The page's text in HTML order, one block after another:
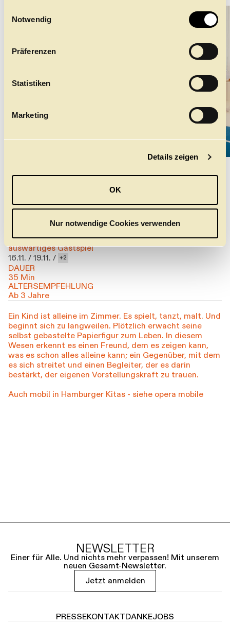
l
Notwendig
Präferenzen
Statistiken
Marketing
Details zeigen
OK
Nur notwendige Cookies verwenden
Staatsoper, Parkett-Foyer
11.11. / 11.11. / 6
auswärtiges Gastspiel
16.11. / 19.11. / 2
DAUER
35 Min
ALTERSEMPFEHLUNG
Ab 3 Jahre
Ein Kind ist alleine im Zimmer. Es spielt, tanzt, malt. Und
beginnt sich zu langweilen. Plötzlich erwacht seine
selbst gebastelte Papierfigur zum Leben. In diesem
Wesen erkennt es einen Freund, dem es zeigen kann,
was es schon alles alleine kann; ein Gegenüber, mit dem
es sich streitet und einen Begleiter, der es darin
bestärkt, der eigenen Vorstellungskraft zu trauen.
Auch mobil in Hamburger Kitas - siehe opera mobile
NEWSLETTER
Einer für Alle. Und nichts mehr verpassen! Mit unserem
neuen Gesamt-Newsletter.
Jetzt anmelden
PRESSEKONTAKTDANKEJOBS